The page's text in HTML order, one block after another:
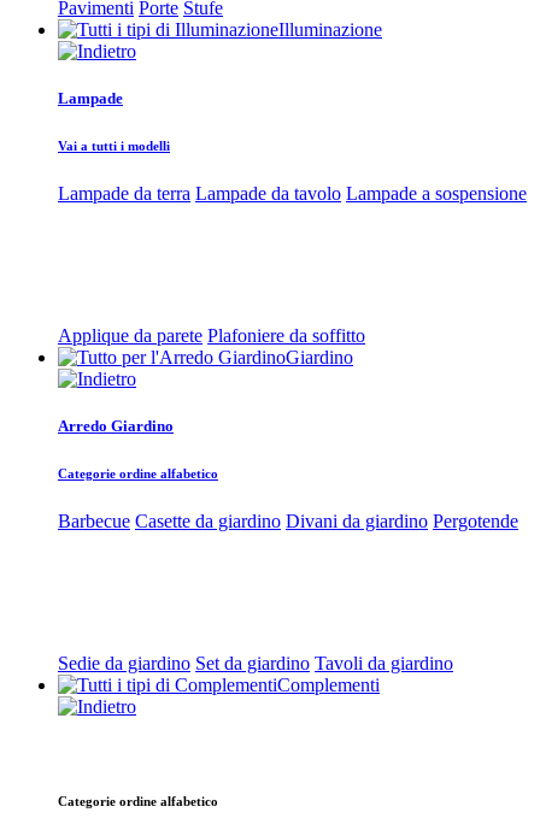
Pavimenti Porte Stufe
Illuminazione
Lampade
Vai a tutti i modelli
Lampade da terra Lampade da tavolo Lampade a sospensione
Applique da parete Plafoniere da soffitto
Giardino
Arredo Giardino
Categorie ordine alfabetico
Barbecue Casette da giardino Divani da giardino Pergotende
Sedie da giardino Set da giardino Tavoli da giardino
Complementi
Categorie ordine alfabetico